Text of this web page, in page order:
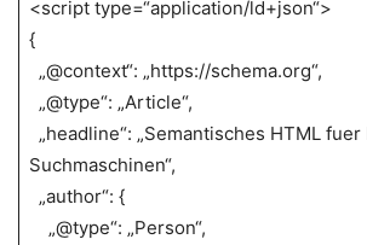
<script type=“application/ld+json“>
{
„@context“: „https://schema.org“,
„@type“: „Article“,
„headline“: „Semantisches HTML fuer
Suchmaschinen“,
„author“: {
„@type“: „Person“,